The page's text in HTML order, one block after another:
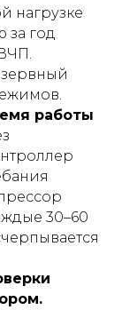
нагрузке
за год
работы
30–60